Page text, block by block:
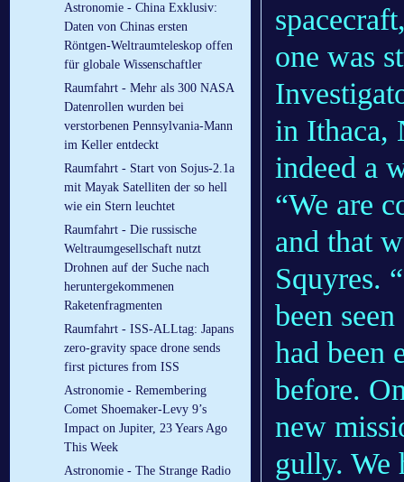
Astronomie - China Exklusiv:
Daten von Chinas ersten
Röntgen-Weltraumteleskop offen
für globale Wissenschaftler
Raumfahrt - Mehr als 300 NASA
Datenrollen wurden bei
verstorbenen Pennsylvania-Mann
im Keller entdeckt
Raumfahrt - Start von Sojus-2.1a
mit Mayak Satelliten der so hell
wie ein Stern leuchtet
Raumfahrt - Die russische
Weltraumgesellschaft nutzt
Drohnen auf der Suche nach
heruntergekommenen
Raketenfragmenten
Raumfahrt - ISS-ALLtag: Japans
zero-gravity space drone sends
first pictures from ISS
Astronomie - Remembering
Comet Shoemaker-Levy 9’s
Impact on Jupiter, 23 Years Ago
This Week
Astronomie - The Strange Radio
one was
in Ithaca,
indeed a
“We are
and that
Squyres.
been
had been
before.
new
gully. We